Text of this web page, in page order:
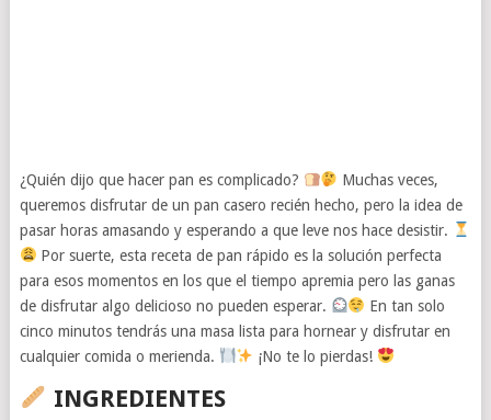
¿Quién dijo que hacer pan es complicado?
Muchas veces,
queremos disfrutar de un pan casero recién hecho, pero la idea de
pasar horas amasando y esperando a que leve nos hace desistir.
Por suerte, esta receta de pan rápido es la solución perfecta
para esos momentos en los que el tiempo apremia pero las ganas
de disfrutar algo delicioso no pueden esperar.
En tan solo
cinco minutos tendrás una masa lista para hornear y disfrutar en
cualquier comida o merienda.
¡No te lo pierdas!
INGREDIENTES